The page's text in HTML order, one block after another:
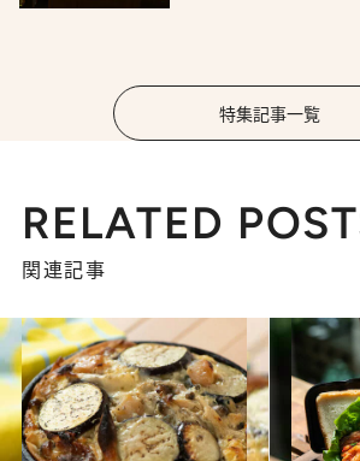
特集記事一覧
RELATED
関連記事